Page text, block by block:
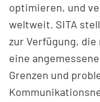
optimieren, und
weltweit. SITA
zur Verfügung, die
eine
Grenzen und